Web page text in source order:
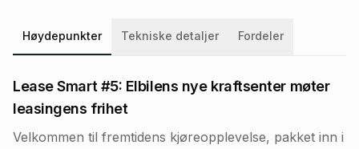
Høydepunkter Tekniske detaljer Fordeler
Lease Smart #5: Elbilens nye kraftsenter møter
leasingens frihet
Velkommen til fremtidens kjøreopplevelse, pakket inn i